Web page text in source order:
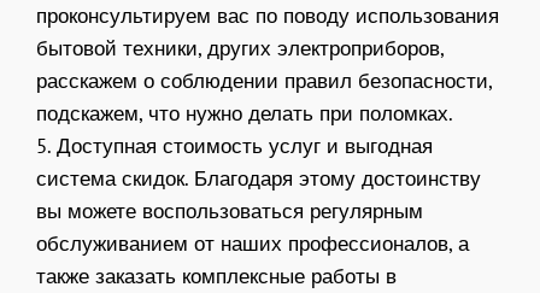
проконсультируем вас по поводу использования
бытовой техники, других электроприборов,
расскажем о соблюдении правил безопасности,
подскажем, что нужно делать при поломках.
5. Доступная стоимость услуг и выгодная
система скидок. Благодаря этому достоинству
вы можете воспользоваться регулярным
обслуживанием от наших профессионалов, а
также заказать комплексные работы в